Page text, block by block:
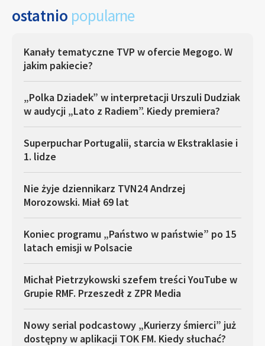
ostatnio popularne
Kanały tematyczne TVP w ofercie Megogo. W
jakim pakiecie?
„Polka Dziadek” w interpretacji Urszuli Dudziak
w audycji „Lato z Radiem”. Kiedy premiera?
Superpuchar Portugalii, starcia w Ekstraklasie i
1. lidze
Nie żyje dziennikarz TVN24 Andrzej
Morozowski. Miał 69 lat
Koniec programu „Państwo w państwie” po 15
latach emisji w Polsacie
Michał Pietrzykowski szefem treści YouTube w
Grupie RMF. Przeszedł z ZPR Media
Nowy serial podcastowy „Kurierzy śmierci” już
dostępny w aplikacji TOK FM. Kiedy słuchać?